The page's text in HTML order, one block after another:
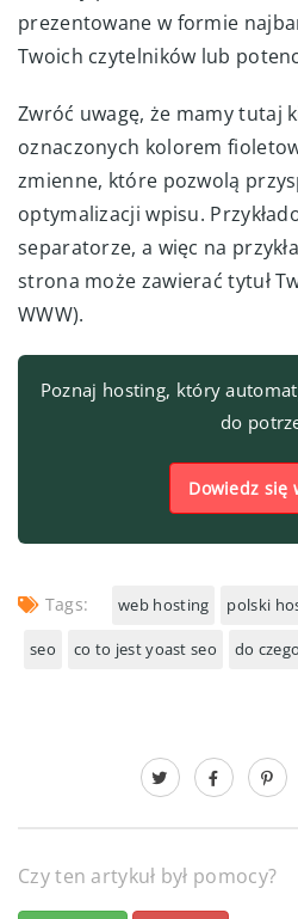
prezentowane w formie
Twoich czytelników lub
Zwróć uwagę, że mamy tutaj
oznaczonych kolorem
zmienne, które pozwolą
optymalizacji wpisu.
separatorze, a więc na
strona może zawierać tytuł
WWW).
Poznaj hosting, który
do
Dowiedz się
Tags: web hosting polski
seo co to jest yoast seo do
Czy ten artykuł był pomocy?